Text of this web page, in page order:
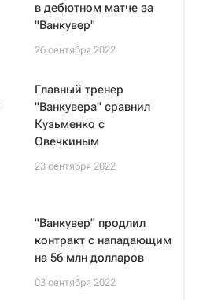
в дебютном матче за
"Ванкувер"
26 сентября 2022
Главный тренер
"Ванкувера" сравнил
Кузьменко с
Овечкиным
23 сентября 2022
"Ванкувер" продлил
контракт с нападающим
на 56 млн долларов
03 сентября 2022